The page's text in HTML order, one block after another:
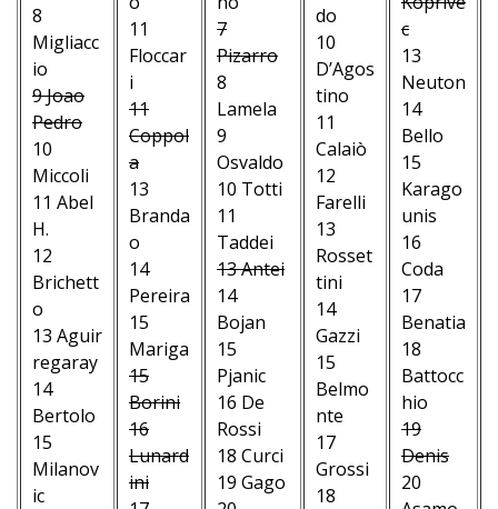
8
Migliacc
io
9 Joao
Pedro
10
Miccoli
11 Abel
H.
12
Brichett
o
13 Aguir
regaray
14
Bertolo
15
Milanov
ic
11
Floccar
i
11
Coppol
a
13
Branda
o
14
Pereira
15
Mariga
15
Borini
16
Lunard
ini
7
Pizarro
8
Lamela
9
Osvaldo
10 Totti
11
Taddei
13 Antei
14
Bojan
15
Pjanic
16 De
Rossi
18 Curci
19 Gago
do
10
D’Agos
tino
11
Calaiò
12
Farelli
13
Rosset
tini
14
Gazzi
15
Belmo
nte
17
Grossi
18
c
13
Neuton
14
Bello
15
Karago
unis
16
Coda
17
Benatia
18
Battocc
hio
19
Denis
20